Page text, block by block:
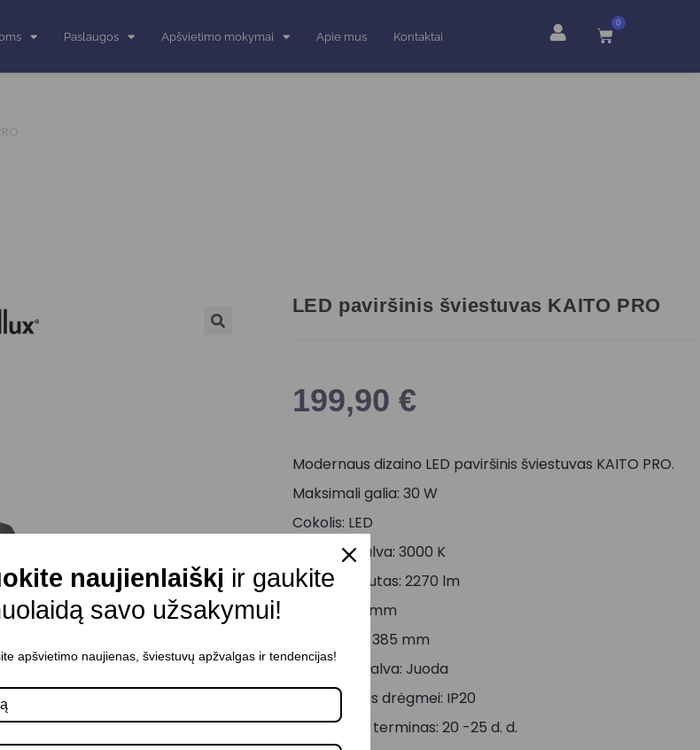
Paslaugos Apšvietimo mokymai Apie mus Kontaktai
0
LED paviršinis šviestuvas KAITO PRO
199,90 €
Modernaus dizaino LED paviršinis šviestuvas KAITO PRO.
Maksimali galia: 30 W
Cokolis: LED
Šviesos spalva: 3000 K
Šviesos srautas: 2270 lm
Aukštis: 117 mm
Diametras: 385 mm
Korpuso spalva: Juoda
Atsparumas drėgmei: IP20
Pristatymo terminas: 20 -25 d. d.
naujienlaiškį ir gaukite
savo užsakymui!
apšvietimo naujienas, šviestuvų apžvalgas ir tendencijas!